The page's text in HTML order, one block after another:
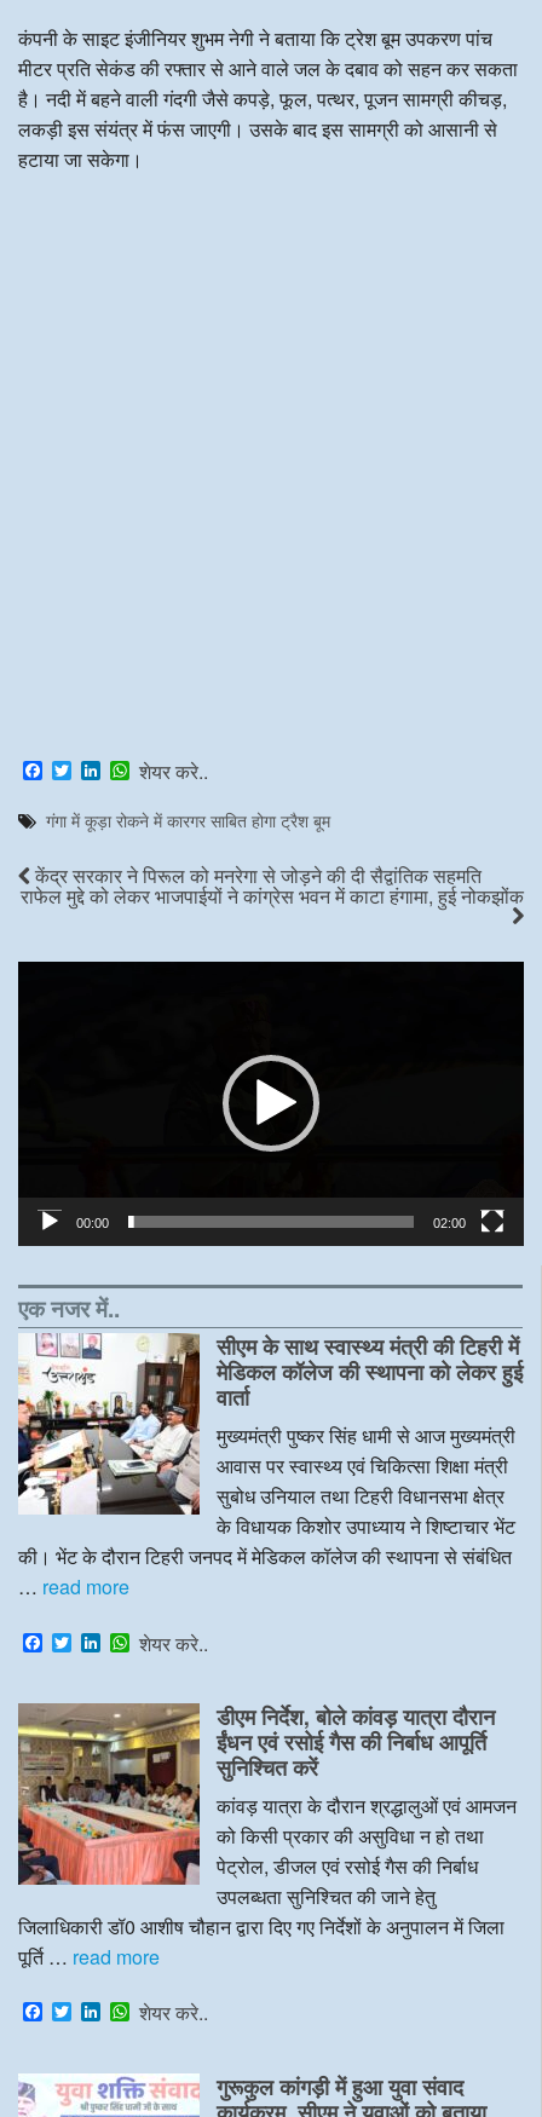
कंपनी के साइट इंजीनियर शुभम नेगी ने बताया कि ट्रेश बूम उपकरण पांच
मीटर प्रति सेकंड की रफ्तार से आने वाले जल के दबाव को सहन कर सकता
है। नदी में बहने वाली गंदगी जैसे कपड़े, फूल, पत्थर, पूजन सामग्री कीचड़,
लकड़ी इस संयंत्र में फंस जाएगी। उसके बाद इस सामग्री को आसानी से
हटाया जा सकेगा।
F
a
e
o
o
k
T
w
i
t
e
r
L
k
d
I
n
W
t
A
p
p
शेयर करे..
गंगा में कूड़ा रोकने में कारगर साबित होगा ट्रैश बूम
केंद्र सरकार ने पिरूल को मनरेगा से जोड़ने की दी सैद्वांतिक सहमति
राफेल मुद्दे को लेकर भाजपाईयों ने कांग्रेस भवन में काटा हंगामा, हुई नोकझोंक
00:00 02:00
एक नजर में..
सीएम के साथ स्वास्थ्य मंत्री की टिहरी में
मेडिकल कॉलेज की स्थापना को लेकर हुई
वार्ता
मुख्यमंत्री पुष्कर सिंह धामी से आज मुख्यमंत्री
आवास पर स्वास्थ्य एवं चिकित्सा शिक्षा मंत्री
सुबोध उनियाल तथा टिहरी विधानसभा क्षेत्र
के विधायक किशोर उपाध्याय ने शिष्टाचार भेंट
की। भेंट के दौरान टिहरी जनपद में मेडिकल कॉलेज की स्थापना से संबंधित
… read more
F
a
e
b
o
o
k
T
w
t
t
e
r
L
k
e
d
I
n
W
t
s
A
p
p
शेयर करे..
डीएम निर्देश, बोले कांवड़ यात्रा दौरान
ईंधन एवं रसोई गैस की निर्बाध आपूर्ति
सुनिश्चित करें
कांवड़ यात्रा के दौरान श्रद्धालुओं एवं आमजन
को किसी प्रकार की असुविधा न हो तथा
पेट्रोल, डीजल एवं रसोई गैस की निर्बाध
उपलब्धता सुनिश्चित की जाने हेतु
जिलाधिकारी डॉ0 आशीष चौहान द्वारा दिए गए निर्देशों के अनुपालन में जिला
पूर्ति … read more
F
a
e
b
T
w
t
t
e
L
k
e
d
W
t
s
A
शेयर करे..
गुरूकुल कांगड़ी में हुआ युवा संवाद